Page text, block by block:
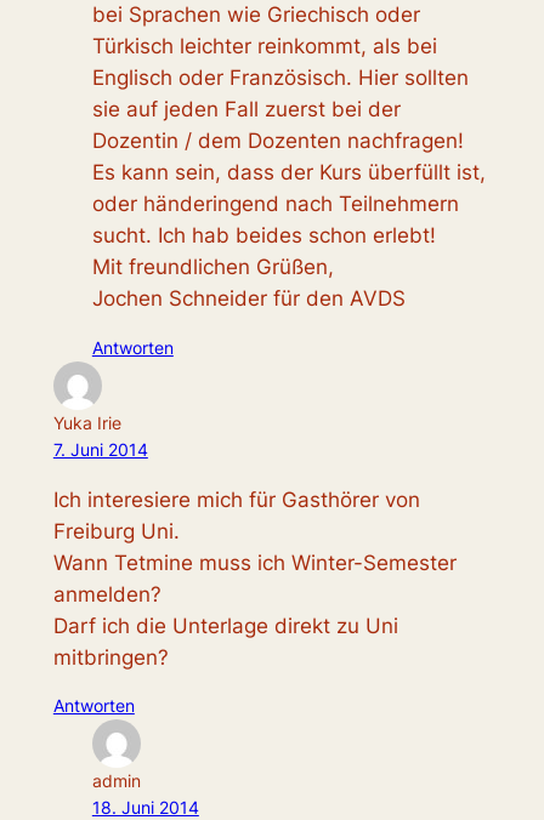
bei Sprachen wie Griechisch oder
Türkisch leichter reinkommt, als bei
Englisch oder Französisch. Hier sollten
sie auf jeden Fall zuerst bei der
Dozentin / dem Dozenten nachfragen!
Es kann sein, dass der Kurs überfüllt ist,
oder händeringend nach Teilnehmern
sucht. Ich hab beides schon erlebt!
Mit freundlichen Grüßen,
Jochen Schneider für den AVDS
Antworten
Yuka Irie
7. Juni 2014
Ich interesiere mich für Gasthörer von
Freiburg Uni.
Wann Tetmine muss ich Winter-Semester
anmelden?
Darf ich die Unterlage direkt zu Uni
mitbringen?
Antworten
admin
18. Juni 2014